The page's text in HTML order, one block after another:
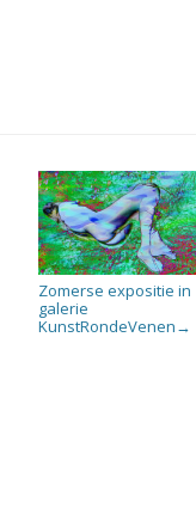
Zomerse expositie in
galerie
KunstRondeVenen →